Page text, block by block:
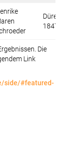
Dürener
1847 e.V.
Die
Link
side/#featured-